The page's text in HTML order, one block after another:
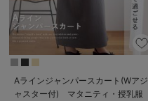
Aラインジャンパースカート(Wアジ
ャスター付) マタニティ・授乳服